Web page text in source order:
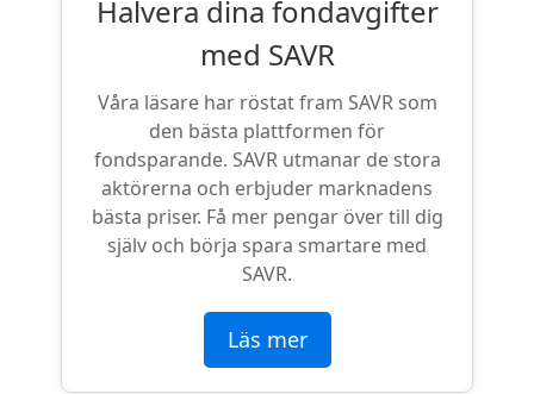
Halvera dina fondavgifter
med SAVR
Våra läsare har röstat fram SAVR som
den bästa plattformen för
fondsparande. SAVR utmanar de stora
aktörerna och erbjuder marknadens
bästa priser. Få mer pengar över till dig
själv och börja spara smartare med
SAVR.
Läs mer